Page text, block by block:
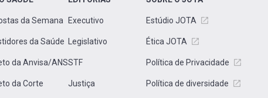
da Semana
da Saúde
da Anvisa/ANS
da Corte
Executivo
Legislativo
STF
Justiça
Estúdio JOTA
Ética JOTA
Política de Privacidade
Política de diversidade